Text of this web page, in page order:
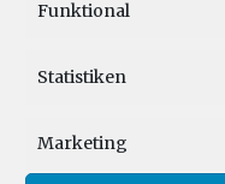
Funktional
Statistiken
Marketing